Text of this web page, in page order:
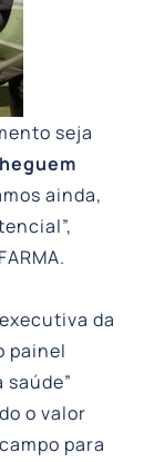
seja
ainda,
da
painel
o valor
para